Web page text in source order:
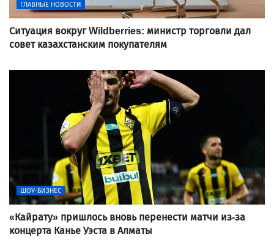
ГЛАВНЫЕ НОВОСТИ
Ситуация вокруг Wildberries: министр торговли дал
совет казахстанским покупателям
ШОУ-БИЗНЕС
«Кайрату» пришлось вновь перенести матчи из-за
концерта Канье Уэста в Алматы